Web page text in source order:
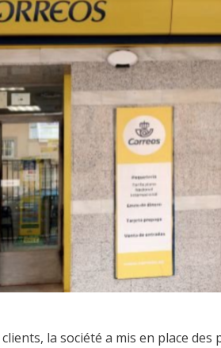
la société a mis en place des